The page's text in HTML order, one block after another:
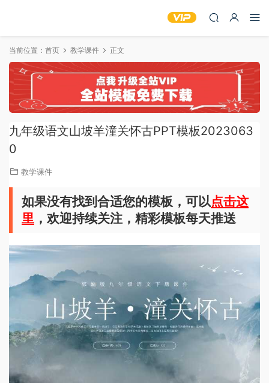
当前位置： 首页 教学课件 正文
九年级语文山坡羊潼关怀古PPT模板2023063
0
教学课件
如果没有找到合适您的模板，可以点击这
里 ，欢迎持续关注，精彩模板每天推送